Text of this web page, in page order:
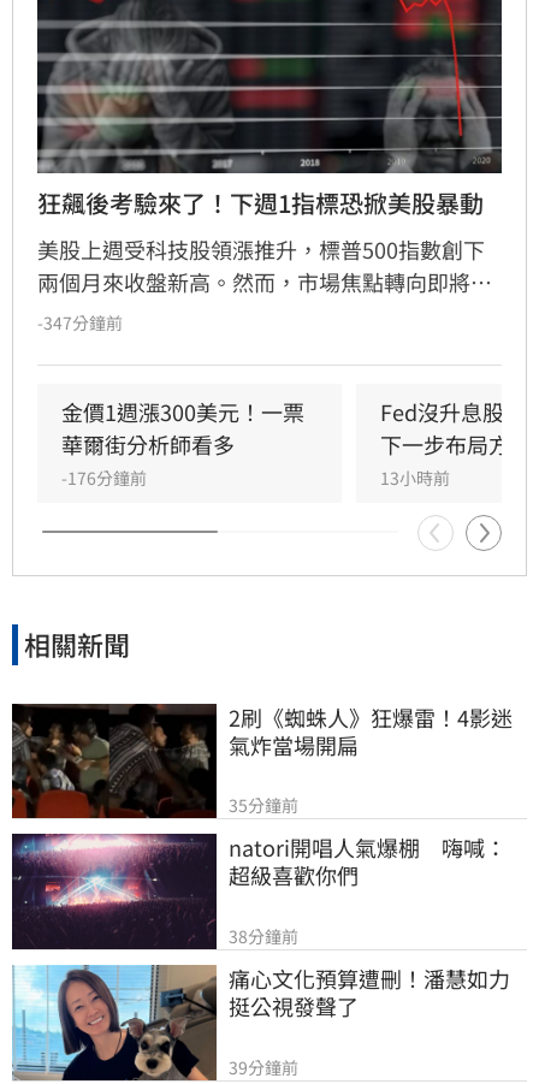
狂飆後考驗來了！下週1指標恐掀美股暴動
美股上週受科技股領漲推升，標普500指數創下
兩個月來收盤新高。然而，市場焦點轉向即將公
布的7月消費者物價指數（CPI），該數據將成為
彈恐引發股市拋售。目前市場對9月升息的預期
因就業數據疲軟而降溫，但油價波動與通膨焦慮
仍是主要風險。
-347分鐘前
金價1週漲300美元！一票
華爾街分析師看多
-176分鐘前
Fed沒升息股市
下一步布局方向
13小時前
相關新聞
2刷《蜘蛛人》狂爆雷！4影迷
氣炸當場開扁
35分鐘前
natori開唱人氣爆棚　嗨喊：
超級喜歡你們
38分鐘前
痛心文化預算遭刪！潘慧如力
挺公視發聲了
39分鐘前